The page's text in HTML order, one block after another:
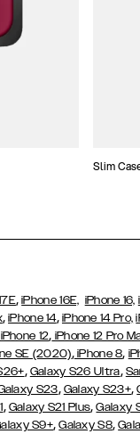
Slim
,iPhone 16E, iPhone 16,
,iPhone 14, iPhone 14 Pro,
iPhone 12, iPhone 12 Pro
SE (2020),iPhone 8,
, Galaxy S26 Ultra,
S23, Galaxy S23+,
, Galaxy S21 Plus,Galaxy
S9+,Galaxy S8,